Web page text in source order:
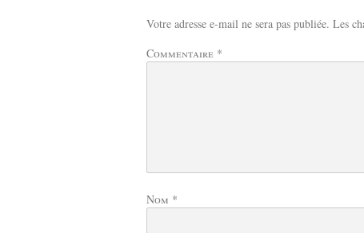
Votre adresse e-mail ne sera pas publiée. Les
Commentaire *
Nom *